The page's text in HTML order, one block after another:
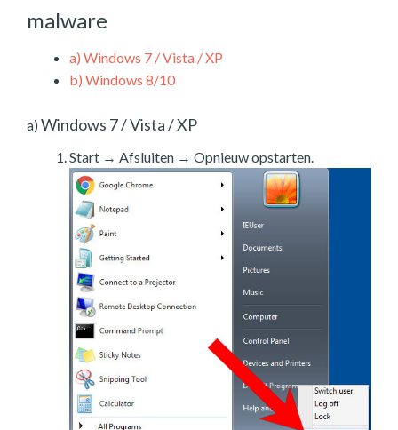
malware
a) Windows 7 / Vista / XP
b) Windows 8/10
a) Windows 7 / Vista / XP
Start → Afsluiten → Opnieuw opstarten.